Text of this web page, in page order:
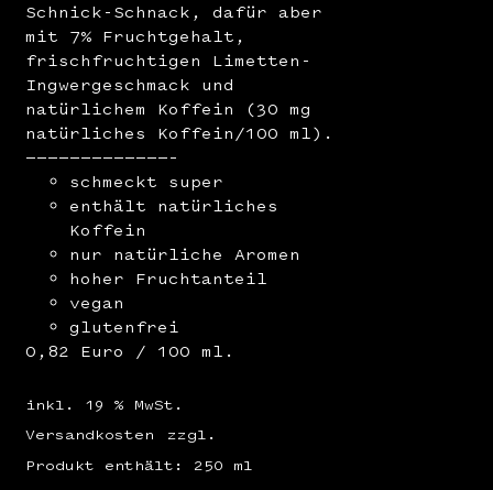
Schnick-Schnack, dafür aber
mit 7% Fruchtgehalt,
frischfruchtigen Limetten-
Ingwergeschmack und
natürlichem Koffein (30 mg
natürliches Koffein/100 ml).
—————————————–
schmeckt super
enthält natürliches
Koffein
nur natürliche Aromen
hoher Fruchtanteil
vegan
glutenfrei
0,82 Euro / 100 ml.
inkl. 19 % MwSt.
zzgl.
Versandkosten
Produkt enthält: 250 ml